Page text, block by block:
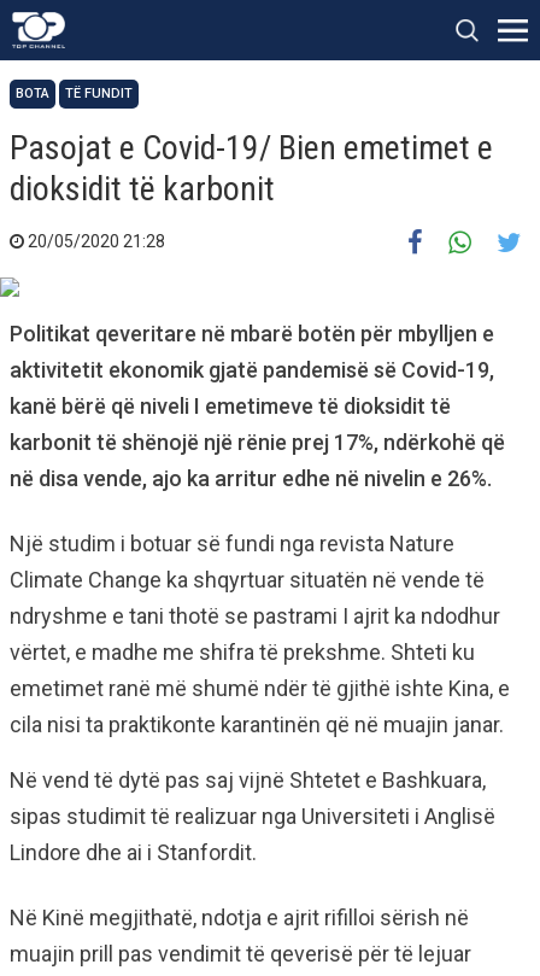
BOTA TË FUNDIT
Pasojat e Covid-19/ Bien emetimet e
dioksidit të karbonit
20/05/2020 21:28
Politikat qeveritare në mbarë botën për mbylljen e
aktivitetit ekonomik gjatë pandemisë së Covid-19,
kanë bërë që niveli I emetimeve të dioksidit të
karbonit të shënojë një rënie prej 17%, ndërkohë që
në disa vende, ajo ka arritur edhe në nivelin e 26%.
Një studim i botuar së fundi nga revista Nature
Climate Change ka shqyrtuar situatën në vende të
ndryshme e tani thotë se pastrami I ajrit ka ndodhur
vërtet, e madhe me shifra të prekshme. Shteti ku
emetimet ranë më shumë ndër të gjithë ishte Kina, e
cila nisi ta praktikonte karantinën që në muajin janar.
Në vend të dytë pas saj vijnë Shtetet e Bashkuara,
sipas studimit të realizuar nga Universiteti i Anglisë
Lindore dhe ai i Stanfordit.
Në Kinë megjithatë, ndotja e ajrit rifilloi sërish në
muajin prill pas vendimit të qeverisë për të lejuar